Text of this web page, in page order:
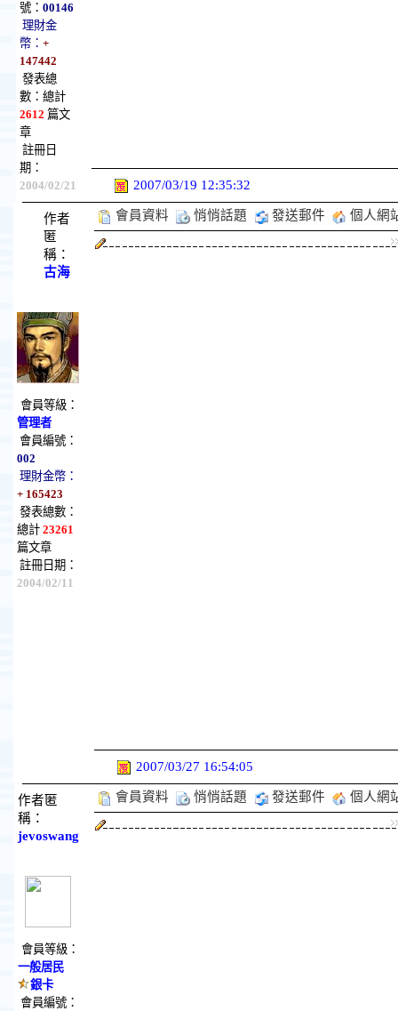
號： 00146
理財金
幣： +
147442
發表總
數：總計
2612 篇文
章
註冊日
期：
2004/02/21
2007/03/19 12:35:32
作者
匿
稱：
古海
會員等級：
管理者
會員編號：
002
理財金幣：
+ 165423
發表總數：
總計 23261
篇文章
註冊日期：
2004/02/11
會員資料 悄悄話題 發送郵件 個人網
2007/03/27 16:54:05
作者匿
稱：
jevoswang
會員等級：
一般居民
銀卡
會員編號：
會員資料 悄悄話題 發送郵件 個人網